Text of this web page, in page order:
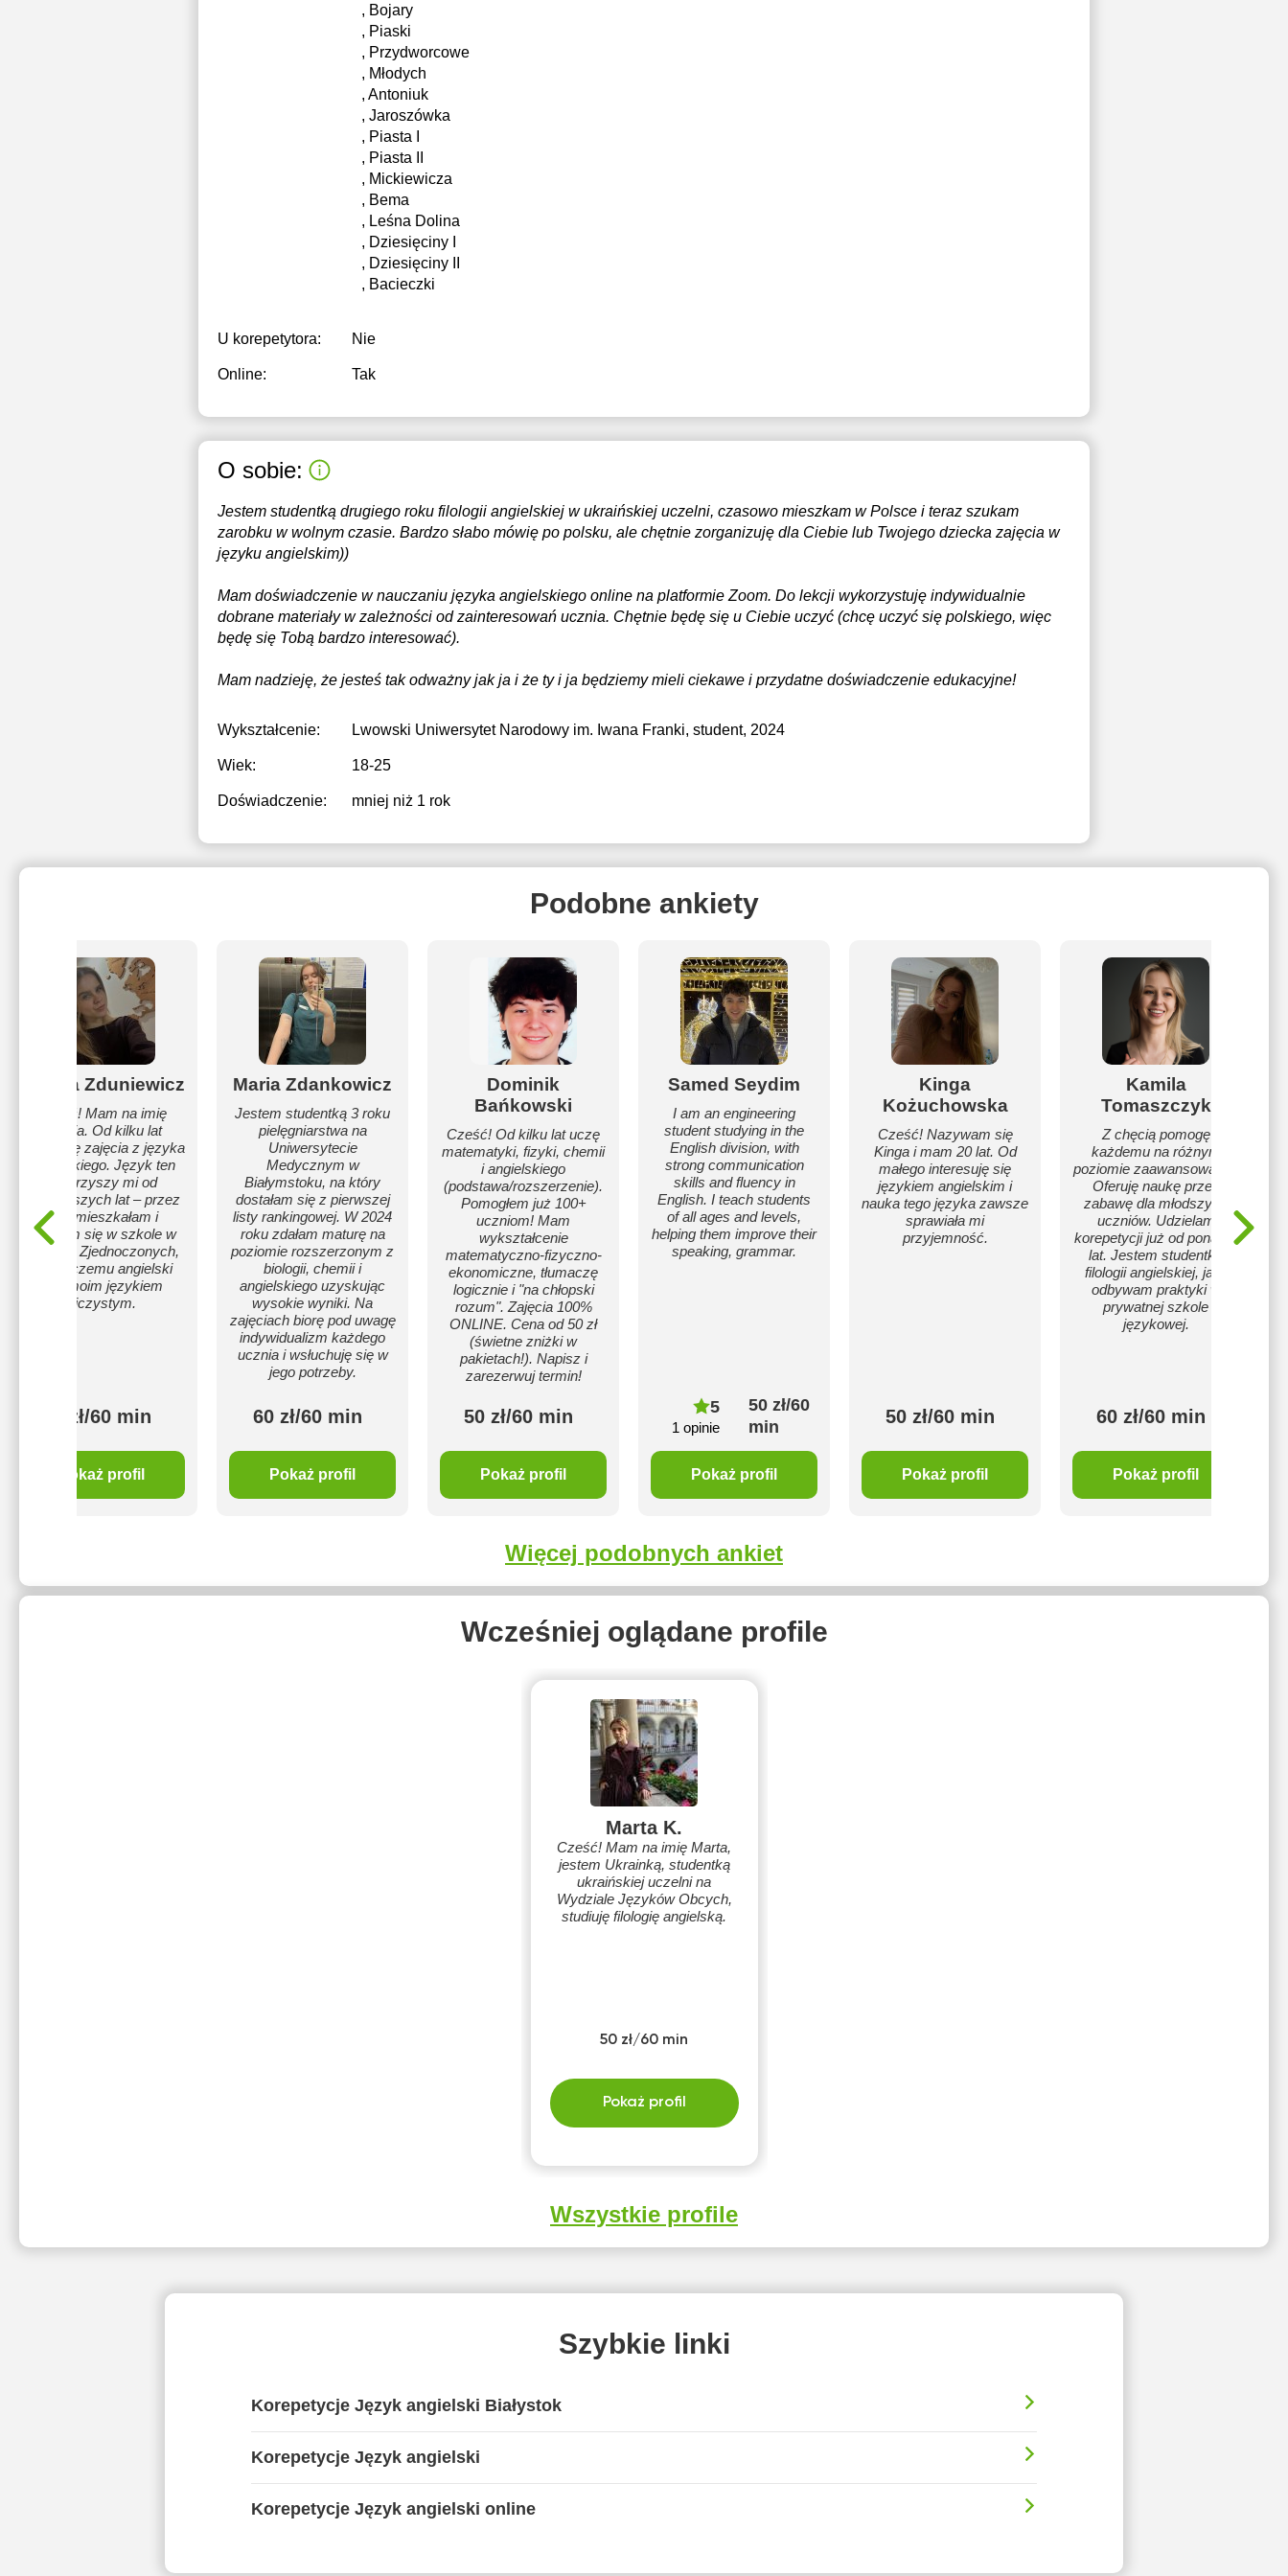
, Bojary
, Piaski
, Przydworcowe
, Młodych
, Antoniuk
, Jaroszówka
, Piasta I
, Piasta II
, Mickiewicza
, Bema
, Leśna Dolina
, Dziesięciny I
, Dziesięciny II
, Bacieczki
U korepetytora: Nie
Online: Tak
O sobie:
Jestem studentką drugiego roku filologii angielskiej w ukraińskiej uczelni, czasowo mieszkam w Polsce i teraz szukam
zarobku w wolnym czasie. Bardzo słabo mówię po polsku, ale chętnie zorganizuję dla Ciebie lub Twojego dziecka zajęcia w
języku angielskim))
Mam doświadczenie w nauczaniu języka angielskiego online na platformie Zoom. Do lekcji wykorzystuję indywidualnie
dobrane materiały w zależności od zainteresowań ucznia. Chętnie będę się u Ciebie uczyć (chcę uczyć się polskiego, więc
będę się Tobą bardzo interesować).
Mam nadzieję, że jesteś tak odważny jak ja i że ty i ja będziemy mieli ciekawe i przydatne doświadczenie edukacyjne!
Wykształcenie: Lwowski Uniwersytet Narodowy im. Iwana Franki, student, 2024
Wiek: 18-25
Doświadczenie: mniej niż 1 rok
Podobne ankiety
Natalia Zduniewicz
Cześć! Mam na imię
Natalia. Od kilku lat
prowadzę zajęcia z języka
angielskiego. Język ten
towarzyszy mi od
najmłodszych lat – przez
9 lat mieszkałam i
uczyłam się w szkole w
Stanach Zjednoczonych,
dzięki czemu angielski
jest moim językiem
ojczystym.
60 zł/60 min
Pokaż profil
Maria Zdankowicz
Jestem studentką 3 roku
pielęgniarstwa na
Uniwersytecie
Medycznym w
Białymstoku, na który
dostałam się z pierwszej
listy rankingowej. W 2024
roku zdałam maturę na
poziomie rozszerzonym z
biologii, chemii i
angielskiego uzyskując
wysokie wyniki. Na
zajęciach biorę pod uwagę
indywidualizm każdego
ucznia i wsłuchuję się w
jego potrzeby.
60 zł/60 min
Pokaż profil
Dominik
Bańkowski
Cześć! Od kilku lat uczę
matematyki, fizyki, chemii
i angielskiego
(podstawa/rozszerzenie).
Pomogłem już 100+
uczniom! Mam
wykształcenie
matematyczno-fizyczno-
ekonomiczne, tłumaczę
logicznie i "na chłopski
rozum". Zajęcia 100%
ONLINE. Cena od 50 zł
(świetne zniżki w
pakietach!). Napisz i
zarezerwuj termin!
50 zł/60 min
Pokaż profil
Samed Seydim
I am an engineering
student studying in the
English division, with
strong communication
skills and fluency in
English. I teach students
of all ages and levels,
helping them improve their
speaking, grammar.
5
1 opinie
50 zł/60
min
Pokaż profil
Kinga
Kożuchowska
Cześć! Nazywam się
Kinga i mam 20 lat. Od
małego interesuję się
językiem angielskim i
nauka tego języka zawsze
sprawiała mi
przyjemność.
50 zł/60 min
Pokaż profil
Kamila
Tomaszczyk
Z chęcią pomogę
każdemu na różnym
poziomie zaawansowania.
Oferuję naukę przez
zabawę dla młodszych
uczniów. Udzielam
korepetycji już od ponad 4
lat. Jestem studentką
filologii angielskiej, jak i
odbywam praktyki w
prywatnej szkole
językowej.
60 zł/60 min
Pokaż profil
Więcej podobnych ankiet
Wcześniej oglądane profile
Marta K.
Cześć! Mam na imię Marta,
jestem Ukrainką, studentką
ukraińskiej uczelni na
Wydziale Języków Obcych,
studiuję filologię angielską.
50 zł/60 min
Pokaż profil
Wszystkie profile
Szybkie linki
Korepetycje Język angielski Białystok
Korepetycje Język angielski
Korepetycje Język angielski online
20:00
20:30
21:00